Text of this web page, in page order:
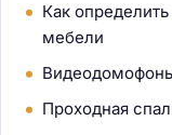
Как
мебели
Проходная